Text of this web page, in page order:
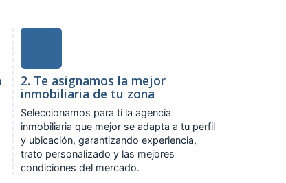
2. Te asignamos la mejor
inmobiliaria de tu zona
Seleccionamos para ti la agencia
inmobiliaria que mejor se adapta a tu perfil
y ubicación, garantizando experiencia,
trato personalizado y las mejores
condiciones del mercado.